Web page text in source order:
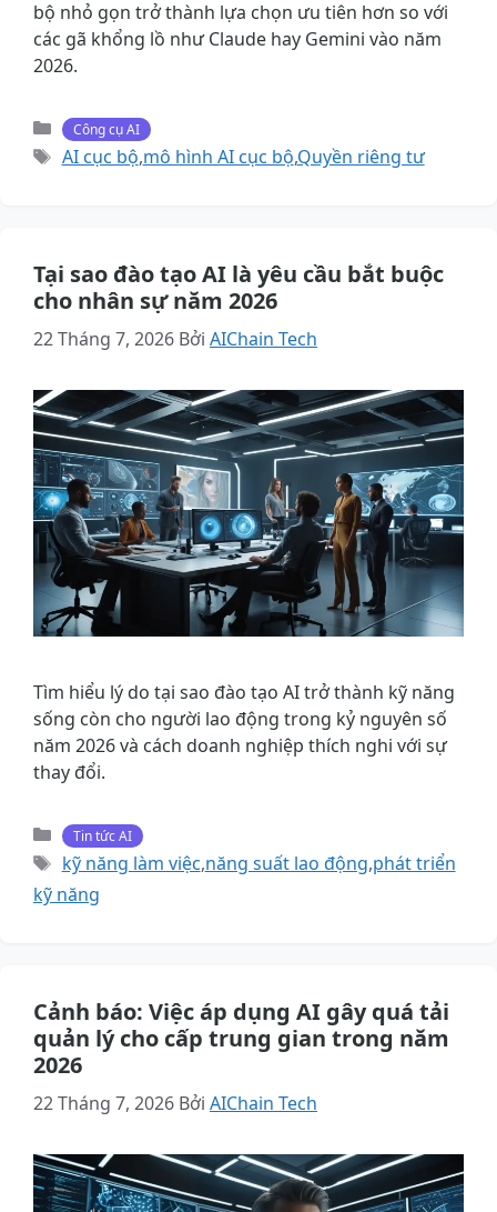
bộ nhỏ gọn trở thành lựa chọn ưu tiên hơn so với
các gã khổng lồ như Claude hay Gemini vào năm
2026.
Danh
mục
Công cụ AI
Thẻ
AI cục bộ,mô hình AI cục bộ,Quyền riêng tư
Tại sao đào tạo AI là yêu cầu bắt buộc
cho nhân sự năm 2026
22 Tháng 7, 2026 Bởi AIChain Tech
Tìm hiểu lý do tại sao đào tạo AI trở thành kỹ năng
sống còn cho người lao động trong kỷ nguyên số
năm 2026 và cách doanh nghiệp thích nghi với sự
thay đổi.
Danh
mục
Tin tức AI
Thẻ
kỹ năng làm việc,năng suất lao động,phát triển
kỹ năng
Cảnh báo: Việc áp dụng AI gây quá tải
quản lý cho cấp trung gian trong năm
2026
22 Tháng 7, 2026 Bởi AIChain Tech